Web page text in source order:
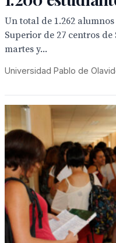
Un total de 1.262
Superior de 27 centros
martes y...
Universidad Pablo de